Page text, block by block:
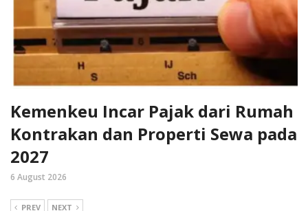
Kemenkeu Incar Pajak dari Rumah
Kontrakan dan Properti Sewa pada
2027
6 August 2026
PREV NEXT